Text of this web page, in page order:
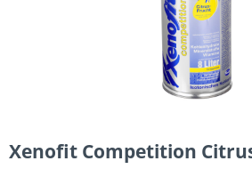
Xenofit Competition